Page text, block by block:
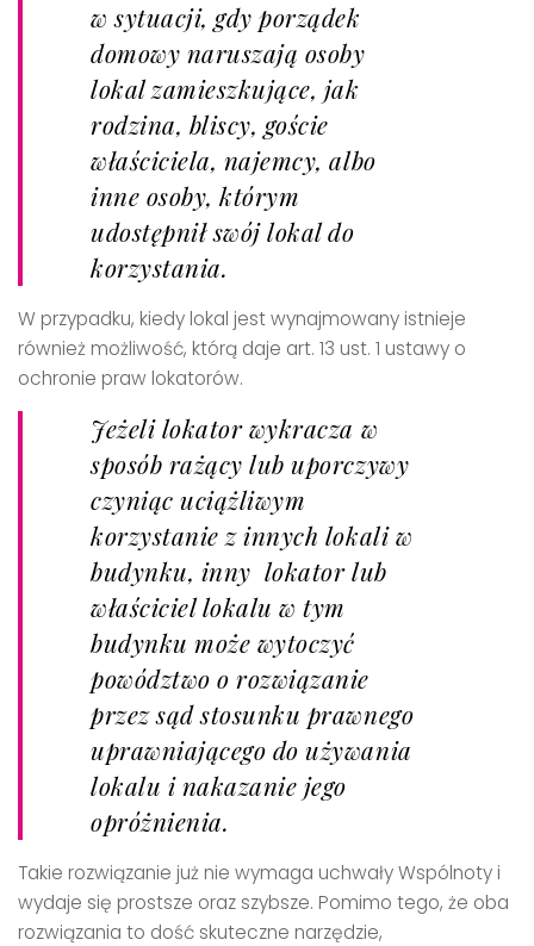
w sytuacji, gdy porządek
domowy naruszają osoby
lokal zamieszkujące, jak
rodzina, bliscy, goście
właściciela, najemcy, albo
inne osoby, którym
udostępnił swój lokal do
korzystania.
W przypadku, kiedy lokal jest wynajmowany istnieje
również możliwość, którą daje art. 13 ust. 1 ustawy o
ochronie praw lokatorów.
Jeżeli lokator wykracza w
sposób rażący lub uporczywy
czyniąc uciążliwym
korzystanie z innych lokali w
budynku, inny lokator lub
właściciel lokalu w tym
budynku może wytoczyć
powództwo o rozwiązanie
przez sąd stosunku prawnego
uprawniającego do używania
lokalu i nakazanie jego
opróżnienia.
Takie rozwiązanie już nie wymaga uchwały Wspólnoty i
wydaje się prostsze oraz szybsze. Pomimo tego, że oba
rozwiązania to dość skuteczne narzędzie,